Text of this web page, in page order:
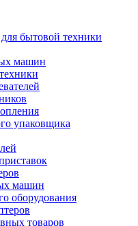
бытовой техники
машин
упаковщика
машин
оборудования
товаров